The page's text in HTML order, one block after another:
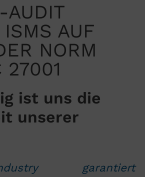
AUDIT
AUF
NORM
27001
ist uns die
unserer
garantiert